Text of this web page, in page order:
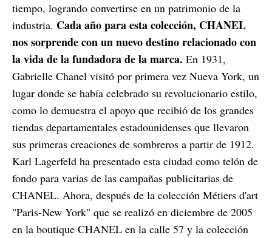
tiempo, logrando convertirse en un patrimonio de la
industria. Cada año para esta colección, CHANEL
nos sorprende con un nuevo destino relacionado con
la vida de la fundadora de la marca. En 1931,
Gabrielle Chanel visitó por primera vez Nueva York, un
lugar donde se había celebrado su revolucionario estilo,
como lo demuestra el apoyo que recibió de los grandes
tiendas departamentales estadounidenses que llevaron
sus primeras creaciones de sombreros a partir de 1912.
Karl Lagerfeld ha presentado esta ciudad como telón de
fondo para varias de las campañas publicitarias de
CHANEL. Ahora, después de la colección Métiers d'art
"Paris-New York" que se realizó en diciembre de 2005
en la boutique CHANEL en la calle 57 y la colección